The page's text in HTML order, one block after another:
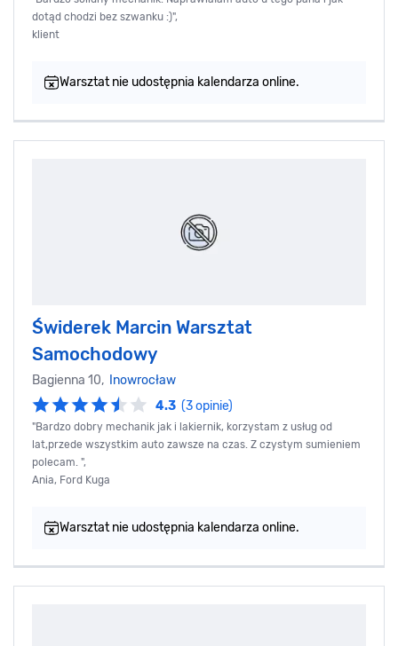
dotąd chodzi bez szwanku :)",
klient
Warsztat nie udostępnia kalendarza online.
Świderek Marcin Warsztat
Samochodowy
Bagienna 10,
Inowrocław
4.3 (3 opinie)
"Bardzo dobry mechanik jak i lakiernik, korzystam z usług od
lat,przede wszystkim auto zawsze na czas. Z czystym sumieniem
polecam. ",
Ania, Ford Kuga
Warsztat nie udostępnia kalendarza online.